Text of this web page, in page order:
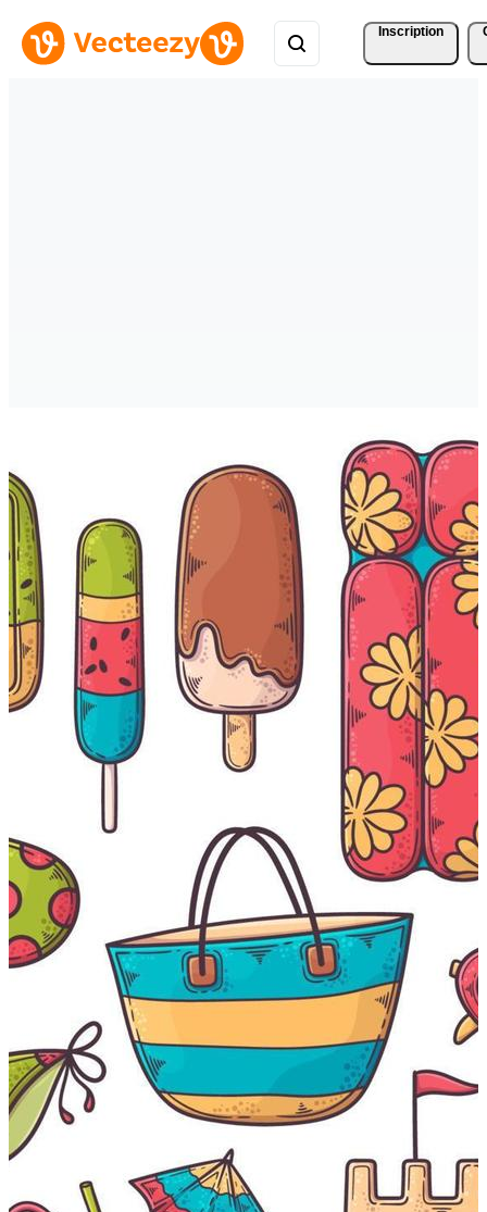
Inscription